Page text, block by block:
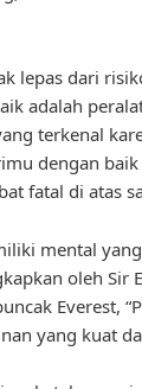
lepas dari
adalah
terkenal
dengan
fatal di atas
mental
oleh Sir
Everest,
yang kuat